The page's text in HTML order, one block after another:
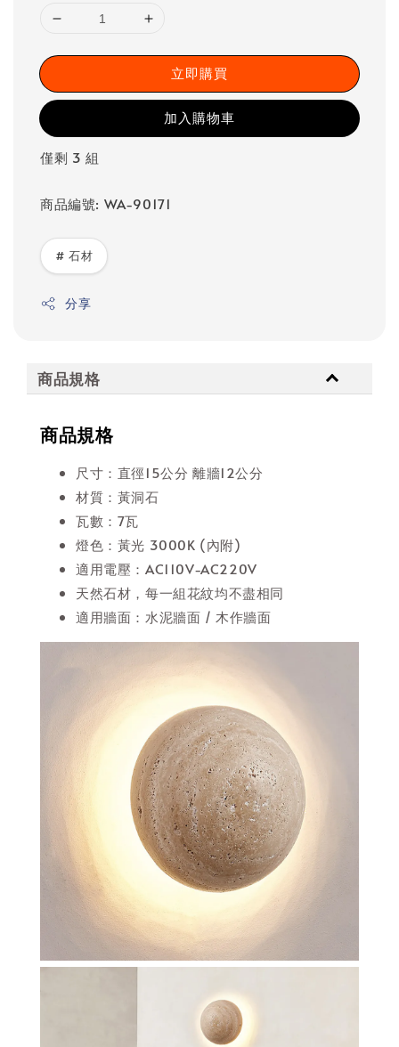
立即購買
加入購物車
僅剩 3 組
商品編號: WA-90171
# 石材
分享
商品規格
商品規格
尺寸：直徑15公分 離牆12公分
材質：黃洞石
瓦數：7瓦
燈色：黃光 3000K (內附)
適用電壓：AC110V-AC220V
天然石材，每一組花紋均不盡相同
適用牆面：水泥牆面 / 木作牆面